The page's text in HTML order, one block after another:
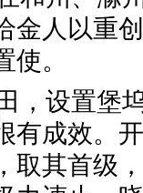
金人以重
。
，设置堡
有成效。
取其首级